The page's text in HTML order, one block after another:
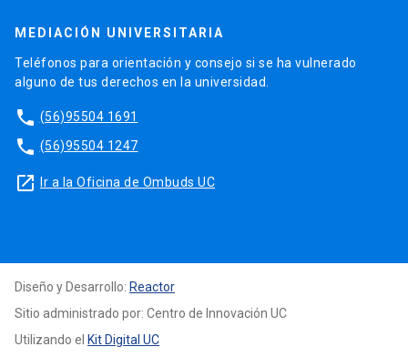
MEDIACIÓN UNIVERSITARIA
Teléfonos para orientación y consejo si se ha vulnerado
alguno de tus derechos en la universidad.
phone (56)95504 1691
phone (56)95504 1247
launch Ir a la Oficina de Ombuds UC
Diseño y Desarrollo: Reactor
Sitio administrado por: Centro de Innovación UC
Utilizando el Kit Digital UC